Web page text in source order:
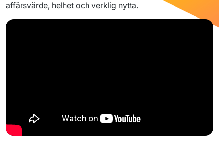
affärsvärde, helhet och verklig nytta.